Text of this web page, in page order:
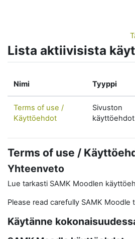
Lista aktiivisista
Nimi Tyyppi
Terms of use /
Käyttöehdot
Sivuston
käyttöehdot
Terms of use /
Yhteenveto
Lue tarkasti SAMK Moodlen
Please read carefully SAMK Moodle
Käytänne